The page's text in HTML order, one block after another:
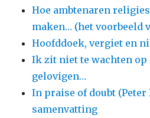
Hoe ambtenaren
maken… (het voorbeeld
Hoofddoek, vergiet en
Ik zit niet te wachten op
gelovigen…
In praise of doubt (Peter
samenvatting